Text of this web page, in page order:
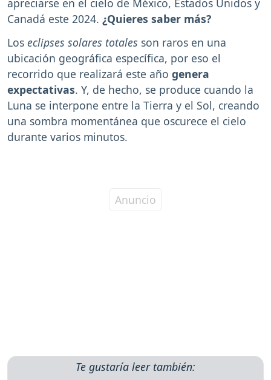
Canadá este 2024. ¿Quieres saber más?
Los eclipses solares totales son raros en una
ubicación geográfica específica, por eso el
recorrido que realizará este año genera
expectativas. Y, de hecho, se produce cuando la
Luna se interpone entre la Tierra y el Sol, creando
una sombra momentánea que oscurece el cielo
durante varios minutos.
Te gustaría leer también: